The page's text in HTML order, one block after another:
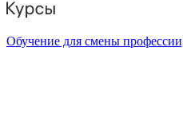
Обучение для смены